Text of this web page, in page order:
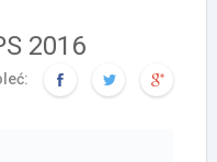
2016